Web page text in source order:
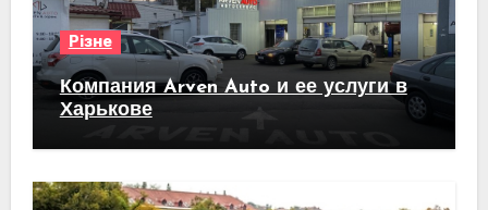
Різне
Компания Arven Auto и ее услуги в
Харькове